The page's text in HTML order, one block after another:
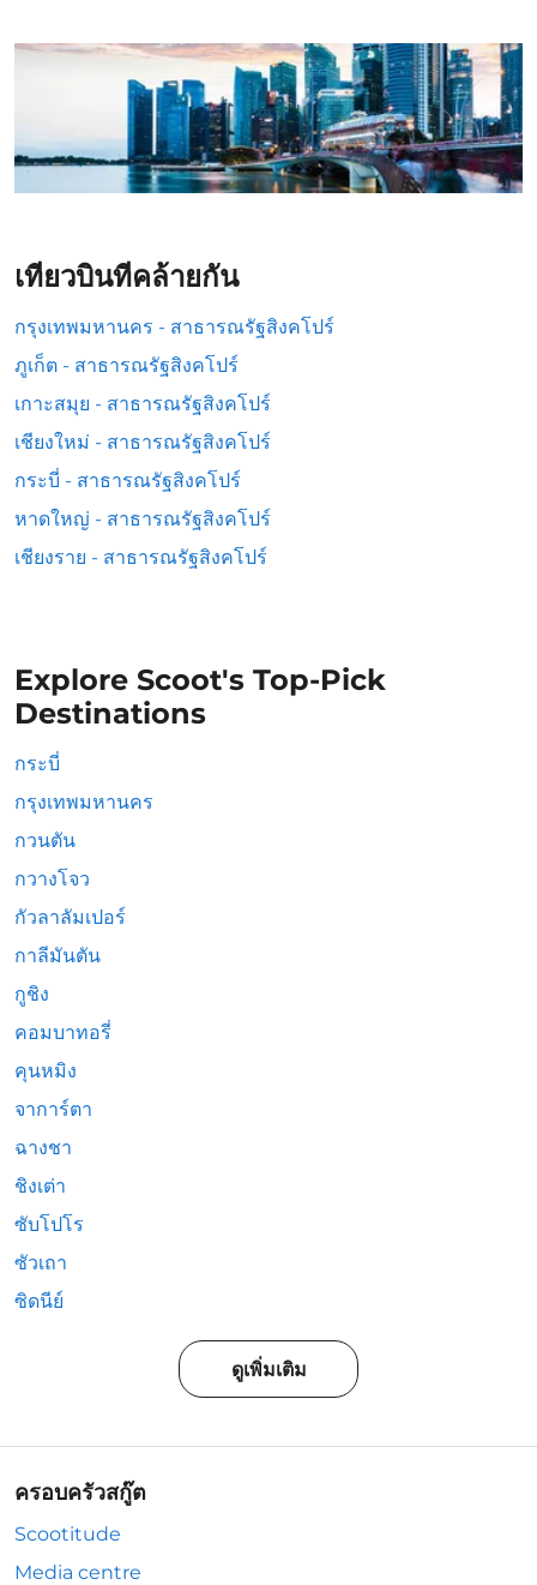
เที่ยวบินที่คล้ายกัน
กรุงเทพมหานคร - สาธารณรัฐสิงคโปร์
ภูเก็ต - สาธารณรัฐสิงคโปร์
เกาะสมุย - สาธารณรัฐสิงคโปร์
เชียงใหม่ - สาธารณรัฐสิงคโปร์
กระบี่ - สาธารณรัฐสิงคโปร์
หาดใหญ่ - สาธารณรัฐสิงคโปร์
เชียงราย - สาธารณรัฐสิงคโปร์
Explore Scoot's Top-Pick
Destinations
กระบี่
กรุงเทพมหานคร
กวนตัน
กวางโจว
กัวลาลัมเปอร์
กาลีมันตัน
กูชิง
คอมบาทอรี่
คุนหมิง
จาการ์ตา
ฉางชา
ชิงเต่า
ซับโปโร
ซัวเถา
ซิดนีย์
ดูเพิ่มเติม
ครอบครัวสกู๊ต
Scootitude
Media centre